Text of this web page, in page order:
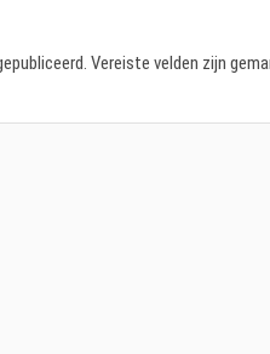
Vereiste velden zijn